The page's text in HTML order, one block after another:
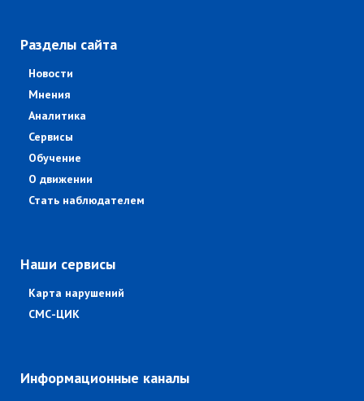
Разделы сайта
Новости
Мнения
Аналитика
Сервисы
Обучение
О движении
Стать наблюдателем
Наши сервисы
Карта нарушений
СМС-ЦИК
Информационные каналы